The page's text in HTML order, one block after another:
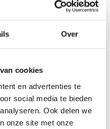
Over
cookies
en advertenties te
social media te bieden
Ook delen we
onze site met onze